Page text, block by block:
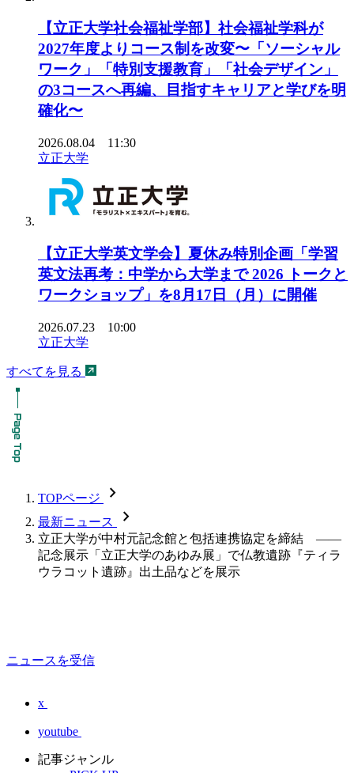
【立正大学社会福祉学部】社会福祉学科が
2027年度よりコース制を改変〜「ソーシャル
ワーク」「特別支援教育」「社会デザイン」
の3コースへ再編、目指すキャリアと学びを明
確化〜
2026.08.04 11:30
立正大学
【立正大学英文学会】夏休み特別企画「学習
英文法再考：中学から大学まで 2026 トークと
ワークショップ」を8月17日（月）に開催
2026.07.23 10:00
立正大学
すべてを見る
TOPページ chevron_forward
最新ニュース chevron_forward
立正大学が中村元記念館と包括連携協定を締結 ――
記念展示「立正大学のあゆみ展」で仏教遺跡『ティラ
ウラコット遺跡』出土品などを展示
ニュースを受信
x
youtube
記事ジャンル